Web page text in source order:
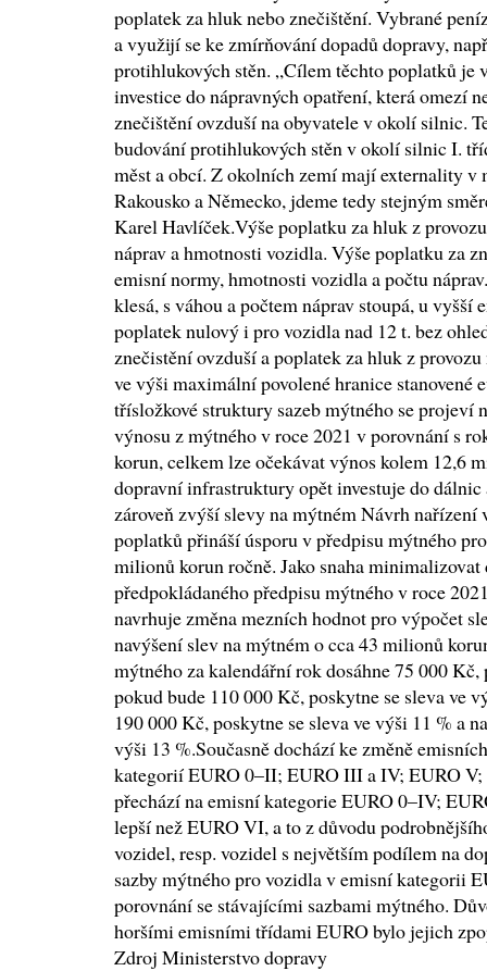
poplatek za hluk nebo znečištění. Vybrané
a využijí se ke zmírňování dopadů dopravy,
protihlukových stěn. „Cílem těchto poplatků je
investice do nápravných opatření, která omezí
znečištění ovzduší na obyvatele v okolí silnic.
budování protihlukových stěn v okolí silnic I.
měst a obcí. Z okolních zemí mají externality v
Rakousko a Německo, jdeme tedy stejným
Karel Havlíček.Výše poplatku za hluk z
náprav a hmotnosti vozidla. Výše poplatku za
emisní normy, hmotnosti vozidla a počtu
klesá, s váhou a počtem náprav stoupá, u
poplatek nulový i pro vozidla nad 12 t. bez
znečistění ovzduší a poplatek za hluk z
ve výši maximální povolené hranice stanovené
třísložkové struktury sazeb mýtného se projeví
výnosu z mýtného v roce 2021 v porovnání s
korun, celkem lze očekávat výnos kolem 12,6
dopravní infrastruktury opět investuje do
zároveň zvýší slevy na mýtném Návrh nařízení
poplatků přináší úsporu v předpisu mýtného
milionů korun ročně. Jako snaha minimalizovat
předpokládaného předpisu mýtného v roce
navrhuje změna mezních hodnot pro výpočet
navýšení slev na mýtném o cca 43 milionů
mýtného za kalendářní rok dosáhne 75 000
pokud bude 110 000 Kč, poskytne se sleva ve
190 000 Kč, poskytne se sleva ve výši 11 % a
výši 13 %.Současně dochází ke změně
kategorií EURO 0–II; EURO III a IV; EURO
přechází na emisní kategorie EURO 0–IV;
lepší než EURO VI, a to z důvodu
vozidel, resp. vozidel s největším podílem na
sazby mýtného pro vozidla v emisní kategorii
porovnání se stávajícími sazbami mýtného.
horšími emisními třídami EURO bylo jejich
Zdroj Ministerstvo dopravy